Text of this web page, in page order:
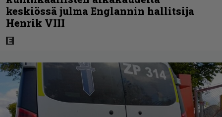
keskiössä julma Englannin hallitsija
Henrik VIII